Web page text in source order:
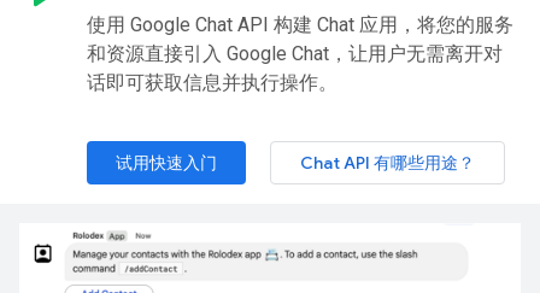
使用 Google Chat API 构建 Chat 应用，将您的服务
和资源直接引入 Google Chat，让用户无需离开对
话即可获取信息并执行操作。
试用快速入门 Chat API 有哪些用途？